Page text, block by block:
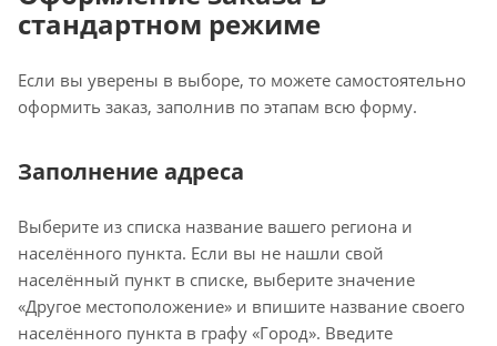
стандартном режиме
Если вы уверены в выборе, то можете самостоятельно
оформить заказ, заполнив по этапам всю форму.
Заполнение адреса
Выберите из списка название вашего региона и
населённого пункта. Если вы не нашли свой
населённый пункт в списке, выберите значение
«Другое местоположение» и впишите название своего
населённого пункта в графу «Город». Введите